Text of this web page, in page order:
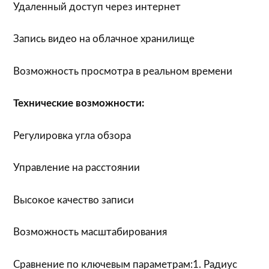
Удаленный доступ через интернет
Запись видео на облачное хранилище
Возможность просмотра в реальном времени
Технические возможности:
Регулировка угла обзора
Управление на расстоянии
Высокое качество записи
Возможность масштабирования
Сравнение по ключевым параметрам:1. Радиус